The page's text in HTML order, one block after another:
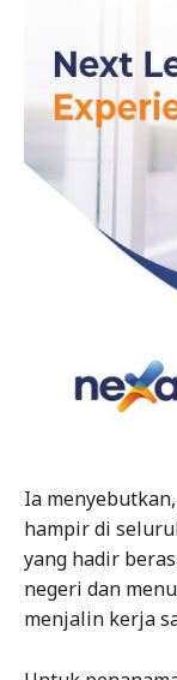
Ia
hampir di
yang hadir
negeri dan
menjalin kerja